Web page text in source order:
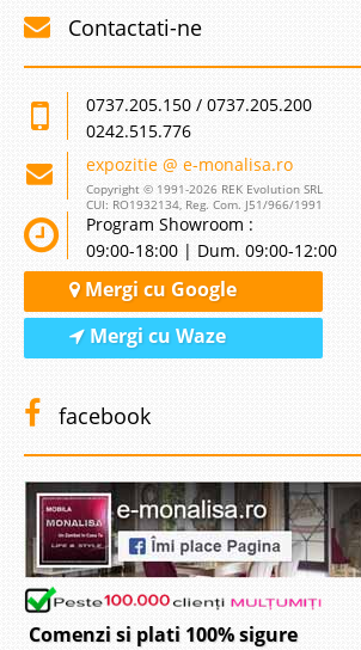
Contactati-ne
0737.205.150 / 0737.205.200
0242.515.776
expozitie @ e-monalisa.ro
Copyright © 1991-2026 REK Evolution SRL
CUI: RO1932134, Reg. Com. J51/966/1991
Program Showroom :
09:00-18:00 | Dum. 09:00-12:00
Mergi cu Google
Mergi cu Waze
facebook
Comenzi si plati 100% sigure